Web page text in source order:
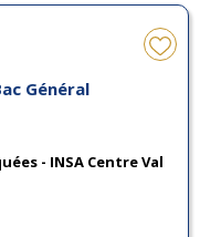
Général
- INSA Centre Val